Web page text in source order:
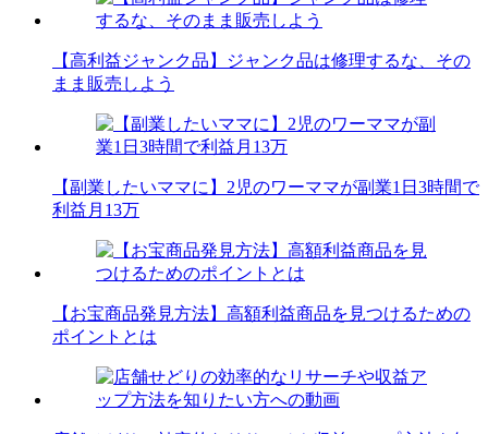
【高利益ジャンク品】ジャンク品は修理するな、その
まま販売しよう
【副業したいママに】2児のワーママが副業1日3時間で
利益月13万
【お宝商品発見方法】高額利益商品を見つけるための
ポイントとは